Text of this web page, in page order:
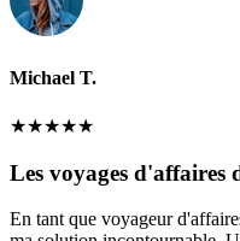
Michael T.
★★★★★
Les voyages d'affaires
En tant que voyageur